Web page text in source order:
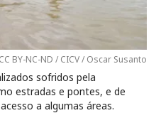
CC BY-NC-ND / CICV / Oscar Susanto
sofridos pela
estradas e pontes, e de
a algumas áreas.